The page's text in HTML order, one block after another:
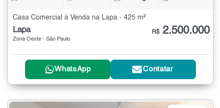
Casa Comercial à Venda na Lapa - 425 m²
Lapa
Zona Oeste - São Paulo
R$ 2.500.000
WhatsApp Contatar